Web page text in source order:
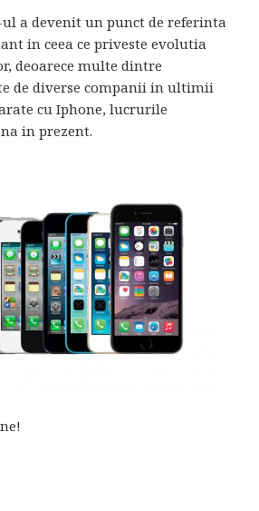
ul a devenit un punct de referinta
in ceea ce priveste evolutia
deoarece multe dintre
de diverse companii in ultimii
cu Iphone, lucrurile
in prezent.